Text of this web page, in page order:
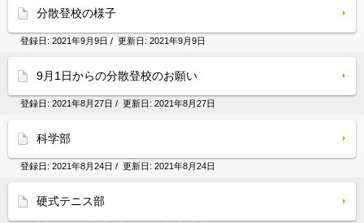
分散登校の様子
登録日: 2021年9月9日 / 更新日: 2021年9月9日
9月1日からの分散登校のお願い
登録日: 2021年8月27日 / 更新日: 2021年8月27日
科学部
登録日: 2021年8月24日 / 更新日: 2021年8月24日
硬式テニス部